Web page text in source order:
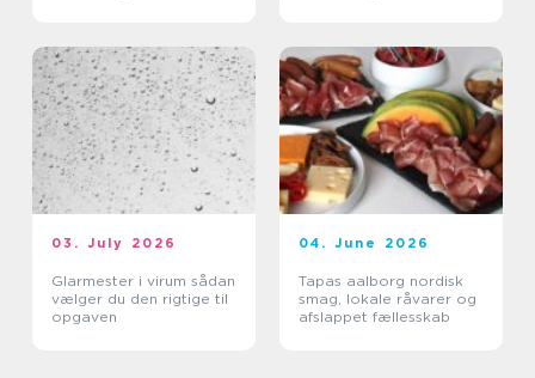
03. July 2026
Glarmester i virum sådan
vælger du den rigtige til
opgaven
04. June 2026
Tapas aalborg nordisk
smag, lokale råvarer og
afslappet fællesskab